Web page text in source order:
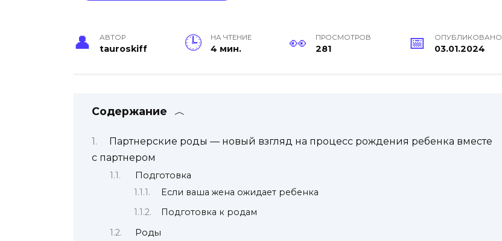
АВТОР
tauroskiff
НА ЧТЕНИЕ
4 мин.
ПРОСМОТРОВ
281
ОПУБЛИКОВАНО
03.01.2024
Содержание
Партнерские роды — новый взгляд на процесс рождения ребенка вместе
с партнером
Подготовка
Если ваша жена ожидает ребенка
Подготовка к родам
Роды